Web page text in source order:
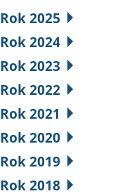
Rok 2025
Rok 2024
Rok 2023
Rok 2022
Rok 2021
Rok 2020
Rok 2019
Rok 2018